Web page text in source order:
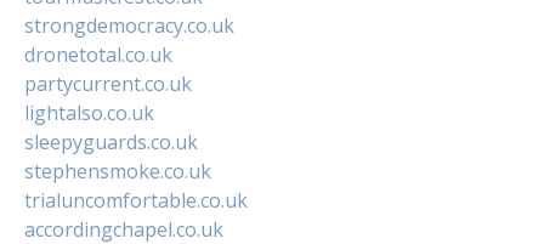
strongdemocracy.co.uk
dronetotal.co.uk
partycurrent.co.uk
lightalso.co.uk
sleepyguards.co.uk
stephensmoke.co.uk
trialuncomfortable.co.uk
accordingchapel.co.uk